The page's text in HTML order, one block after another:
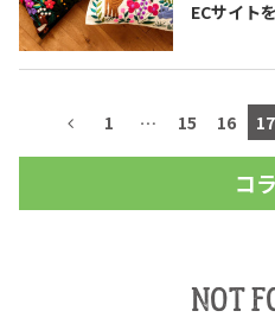
ECサイト
1 … 15 16 17
コ
NOT